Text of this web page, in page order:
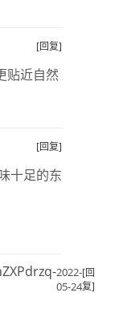
[回复]
贴近自然
[回复]
十足的东
2022-
05-24
[回
复]